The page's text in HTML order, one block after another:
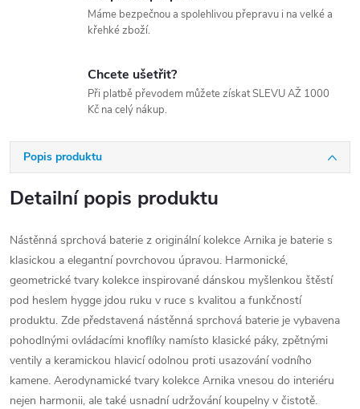
Máme bezpečnou a spolehlivou přepravu i na velké a
křehké zboží.
Chcete ušetřit?
Při platbě převodem můžete získat SLEVU AŽ 1000
Kč na celý nákup.
Popis produktu
Detailní popis produktu
Nástěnná sprchová baterie z originální kolekce Arnika je baterie s
klasickou a elegantní povrchovou úpravou. Harmonické,
geometrické tvary kolekce inspirované dánskou myšlenkou štěstí
pod heslem hygge jdou ruku v ruce s kvalitou a funkčností
produktu. Zde představená nástěnná sprchová baterie je vybavena
pohodlnými ovládacími knoflíky namísto klasické páky, zpětnými
ventily a keramickou hlavicí odolnou proti usazování vodního
kamene. Aerodynamické tvary kolekce Arnika vnesou do interiéru
nejen harmonii, ale také usnadní udržování koupelny v čistotě.